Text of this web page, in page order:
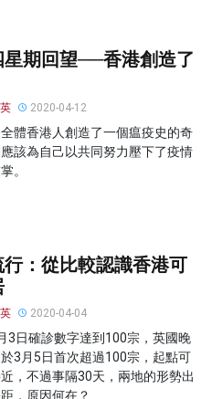
星期回望──香港創造了
2020-04-12
體香港人創造了一個瘟疫史的奇
該為自己以共同努力壓下了疫情
。
：從比較認識香港可
2020-04-04
3日確診數字達到100宗，英國晚
3月5日首次超過100宗，起點可
，不過事隔30天，兩地的形勢出
，原因何在？